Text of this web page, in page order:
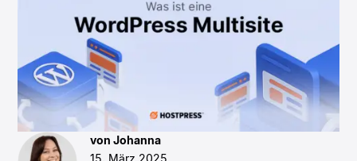
von Johanna
15. März 2025